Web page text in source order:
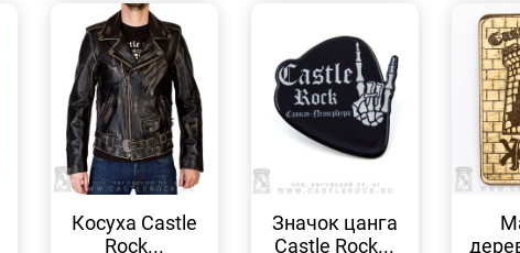
ПРОСМОТР
Косуха Castle
Rock...
Значок цанга
Castle Rock...